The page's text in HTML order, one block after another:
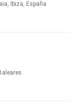
Ibiza, España